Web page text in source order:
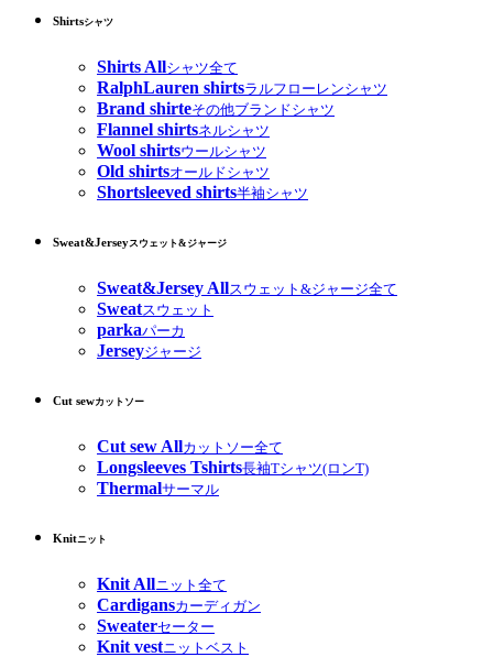
Shirtsシャツ
Shirts Allシャツ全て
RalphLauren shirtsラルフローレンシャツ
Brand shirteその他ブランドシャツ
Flannel shirtsネルシャツ
Wool shirtsウールシャツ
Old shirtsオールドシャツ
Shortsleeved shirts半袖シャツ
Sweat&Jerseyスウェット&ジャージ
Sweat&Jersey Allスウェット&ジャージ全て
Sweatスウェット
parkaパーカ
Jerseyジャージ
Cut sewカットソー
Cut sew Allカットソー全て
Longsleeves Tshirts長袖Tシャツ(ロンT)
Thermalサーマル
Knitニット
Knit Allニット全て
Cardigansカーディガン
Sweaterセーター
Knit vestニットベスト